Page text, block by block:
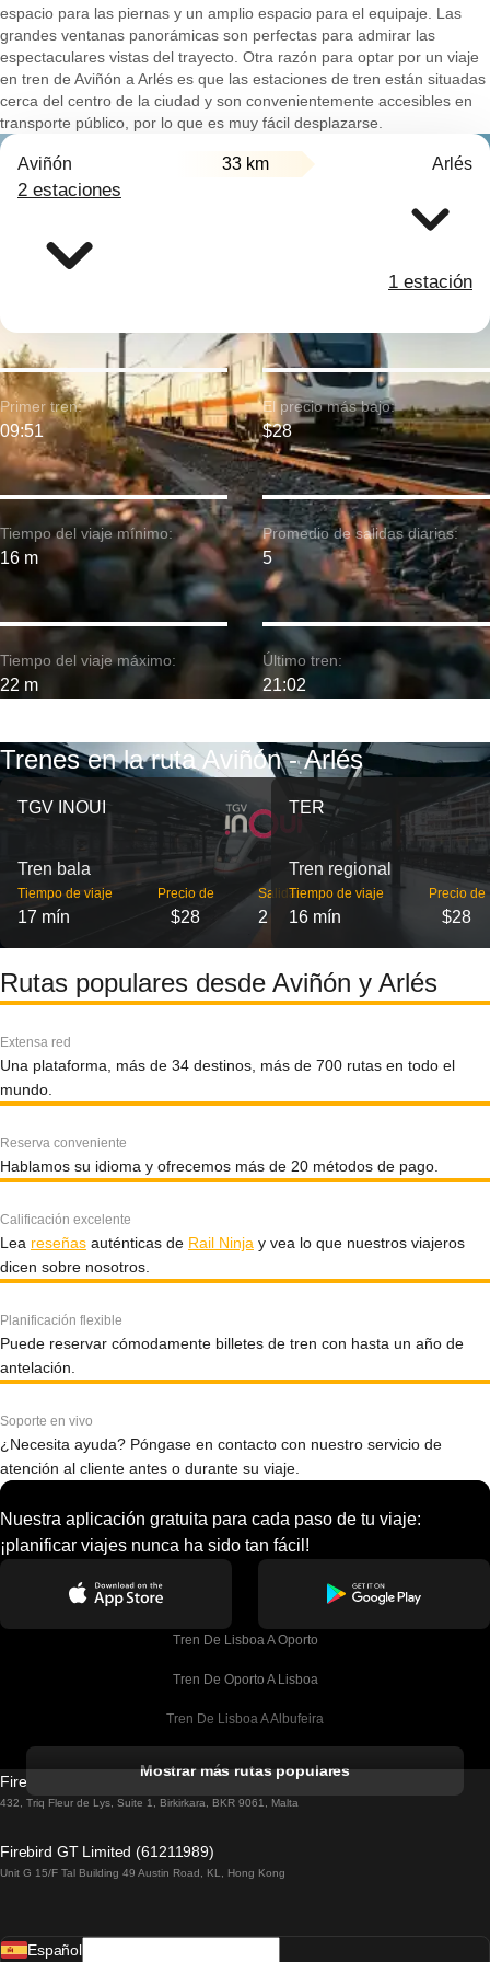
espacio para las piernas y un amplio espacio para el equipaje. Las
grandes ventanas panorámicas son perfectas para admirar las
espectaculares vistas del trayecto. Otra razón para optar por un viaje
en tren de Aviñón a Arlés es que las estaciones de tren están situadas
cerca del centro de la ciudad y son convenientemente accesibles en
transporte público, por lo que es muy fácil desplazarse.
Aviñón 33 km Arlés
2 estaciones
1 estación
Tiempo del viaje mínimo:
16 m
Primer tren:
09:51
Tiempo del viaje máximo:
22 m
El precio más bajo:
$28
Promedio de salidas diarias:
5
Último tren:
21:02
Trenes en la ruta Aviñón - Arlés
TGV INOUI
Tren bala
Tiempo de viaje
17 mín
Precio de
$28
Salidas
2
TER
Tren regional
Tiempo de viaje
16 mín
Precio de
$28
Rutas populares desde Aviñón y Arlés
Extensa red
Una plataforma, más de 34 destinos, más de 700 rutas en todo el
mundo.
Reserva conveniente
Hablamos su idioma y ofrecemos más de 20 métodos de pago.
Calificación excelente
Lea reseñas auténticas de Rail Ninja y vea lo que nuestros viajeros
dicen sobre nosotros.
Planificación flexible
Puede reservar cómodamente billetes de tren con hasta un año de
antelación.
Soporte en vivo
¿Necesita ayuda? Póngase en contacto con nuestro servicio de
atención al cliente antes o durante su viaje.
Nuestra aplicación gratuita para cada paso de tu viaje:
¡planificar viajes nunca ha sido tan fácil!
Tren De Lisboa A Oporto
Tren De Oporto A Lisboa
Tren De Lisboa A Albufeira
Tren De Lisboa A Lagos
Tren De Lisboa A Madrid
Mostrar más rutas populares
Firebird GT Limited (OC 1451)
432, Triq Fleur de Lys, Suite 1, Birkirkara, BKR 9061, Malta
Firebird GT Limited (61211989)
Unit G 15/F Tal Building 49 Austin Road, KL, Hong Kong
Español